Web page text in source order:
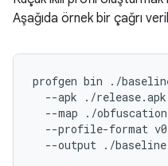
Aşağıda örnek bir çağrı
profgen bin ./
--apk
./release.apk
--map
./
--profile-format
--output ./